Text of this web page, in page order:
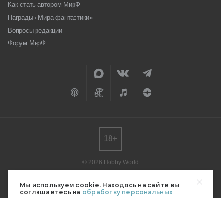
Мы используем cookie. Находясь на сайте вы
соглашаетесь на обработку персональных
Как стать автором МирФ
Награды «Мира фантастики»
Вопросы редакции
Форум МирФ
© 2026 Hobby World
редакции.
Мнение авторов может не совпадать с мнением редакции.
18+